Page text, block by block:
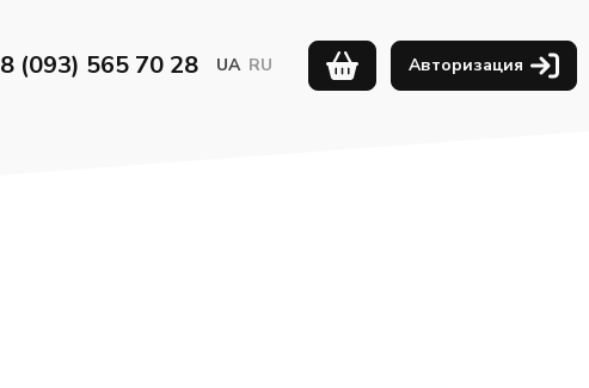
(093) 565 70 28 UA RU Авторизация